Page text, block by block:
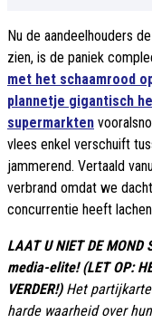
Nu de aandeelhouders
zien, is de paniek
met het schaamrood
plannetje gigantisch
supermarkten
vlees enkel verschuift
jammerend. Vertaald
verbrand omdat we
concurrentie heeft
LAAT U NIET DE
media-elite! (LET OP:
VERDER!) Het
harde waarheid over